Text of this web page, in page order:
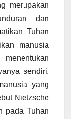
merupakan
dan
Tuhan
manusia
sendiri.
yang
Nietzsche
pada Tuhan